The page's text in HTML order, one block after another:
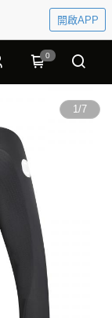
開啟APP
0
1/7